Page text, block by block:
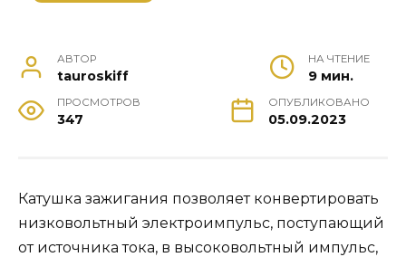
АВТОР
tauroskiff
НА ЧТЕНИЕ
9 мин.
ПРОСМОТРОВ
347
ОПУБЛИКОВАНО
05.09.2023
Катушка зажигания позволяет конвертировать
низковольтный электроимпульс, поступающий
от источника тока, в высоковольтный импульс,